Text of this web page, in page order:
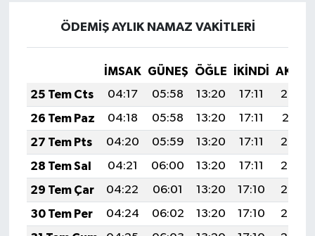
ÖDEMİŞ AYLIK NAMAZ VAKITLERI
İMSAK GÜNEŞ ÖĞLE İKINDI
25 Tem Cts
04:17 05:58 13:20 17:11
20:32
26 Tem Paz
04:18 05:58 13:20 17:11
20:31
27 Tem Pts
04:20 05:59 13:20 17:11
20:30
28 Tem Sal
04:21 06:00 13:20 17:11
20:29
29 Tem Çar
04:22 06:01 13:20 17:10
20:28
30 Tem Per
04:24 06:02 13:20 17:10
20:28